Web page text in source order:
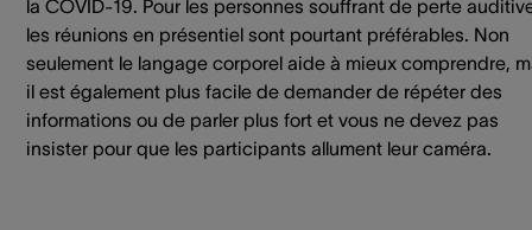
la COVID-19. Pour les personnes souffrant de perte
les réunions en présentiel sont pourtant préférables. Non
seulement le langage corporel aide à mieux comprendre,
il est également plus facile de demander de répéter des
informations ou de parler plus fort et vous ne devez pas
insister pour que les participants allument leur caméra.